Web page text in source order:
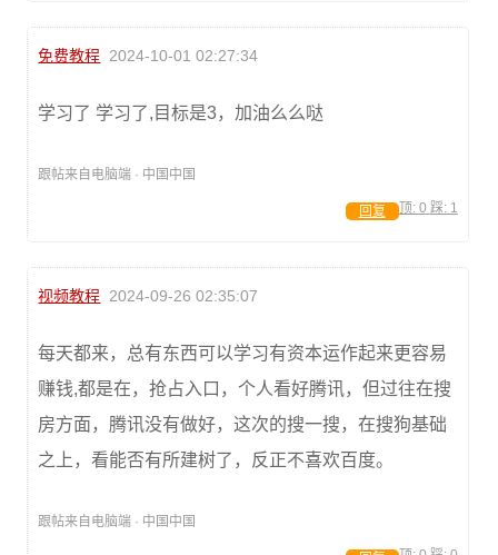
免费教程 2024-10-01 02:27:34
学习了 学习了,目标是3，加油么么哒
跟帖来自电脑端 · 中国中国
顶: 0 踩: 1
回复
视频教程 2024-09-26 02:35:07
每天都来，总有东西可以学习有资本运作起来更容易
赚钱,都是在，抢占入口，个人看好腾讯，但过往在搜
房方面，腾讯没有做好，这次的搜一搜，在搜狗基础
之上，看能否有所建树了，反正不喜欢百度。
跟帖来自电脑端 · 中国中国